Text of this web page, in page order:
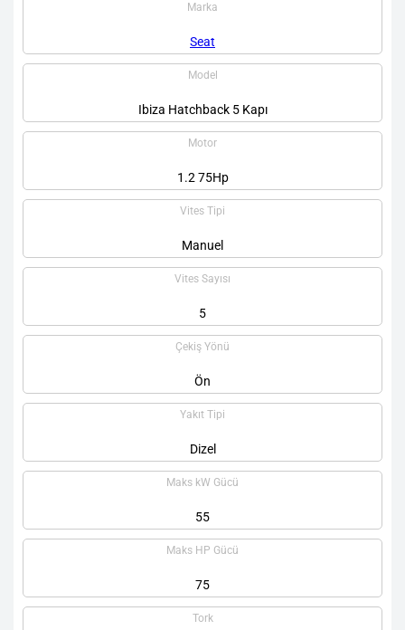
Marka
Seat
Model
Ibiza Hatchback 5 Kapı
Motor
1.2 75Hp
Vites Tipi
Manuel
Vites Sayısı
5
Çekiş Yönü
Ön
Yakıt Tipi
Dizel
Maks kW Gücü
55
Maks HP Gücü
75
Tork